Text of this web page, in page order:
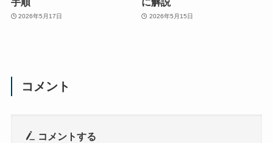
2026年5月17日 2026年5月15日
コメント
コメントする